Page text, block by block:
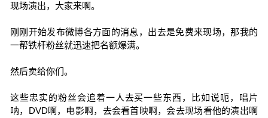
现场演出，大家来啊。
刚刚开始发布微博各方面的消息，出去是免费来现场，那我的
一帮铁杆粉丝就迅速把名额爆满。
然后卖给你们。
这些忠实的粉丝会追着一人去买一些东西，比如说呃，唱片
呐，DVD啊，电影啊，去会看首映啊，会去现场看他的演出啊